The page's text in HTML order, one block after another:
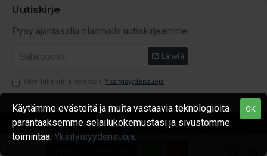
Uutiskirje
Pysy ajantasalla tilaamalla uutiskirjeemme
Lähetä
Olen lukenut ja hyväksyn Yksityisyydensuoja
Copyright © 2026, Sporttiauto, Kaikki oikeudet pidätetään
OK
Käytämme evästeitä ja muita vastaavia teknologioita
parantaaksemme selailukokemustasi ja sivustomme
toimintaa. Yksityisyydensuoja.